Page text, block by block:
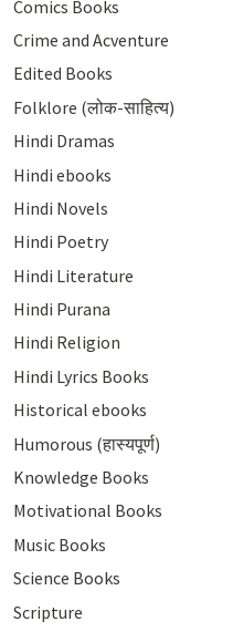
Comics Books
Crime and Acventure
Edited Books
Folklore (लोक-साहित्य)
Hindi Dramas
Hindi ebooks
Hindi Novels
Hindi Poetry
Hindi Literature
Hindi Purana
Hindi Religion
Hindi Lyrics Books
Historical ebooks
Humorous (हास्यपूर्ण)
Knowledge Books
Motivational Books
Music Books
Science Books
Scripture